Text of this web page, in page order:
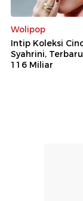
Wolipop
Intip Koleksi
Syahrini,
116 Miliar